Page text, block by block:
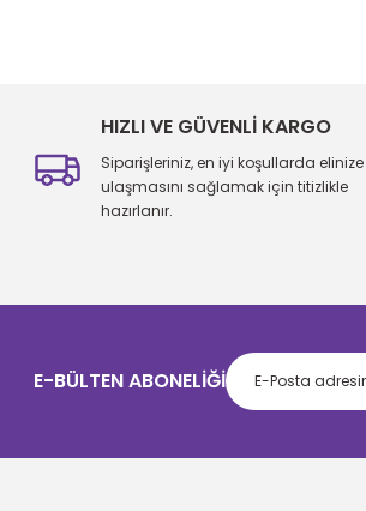
Ürün fiyatı diğer sitelerden daha pahalı.
Bu ürüne benzer farklı alternatifler olmalı.
HIZLI VE GÜVENLİ KARGO
Siparişleriniz, en iyi koşullarda elinize
ulaşmasını sağlamak için titizlikle
hazırlanır.
E-BÜLTEN ABONELİĞİ